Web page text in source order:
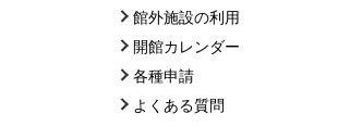
館外施設の利用
開館カレンダー
各種申請
よくある質問